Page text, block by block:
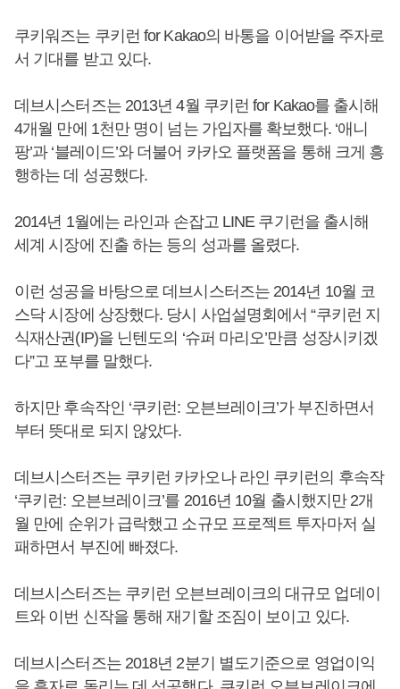
쿠키워즈는 쿠키런 for Kakao의 바통을 이어받을 주자로
서 기대를 받고 있다.
데브시스터즈는 2013년 4월 쿠키런 for Kakao를 출시해
4개월 만에 1천만 명이 넘는 가입자를 확보했다. ‘애니
팡’과 ‘블레이드’와 더불어 카카오 플랫폼을 통해 크게 흥
행하는 데 성공했다.
2014년 1월에는 라인과 손잡고 LINE 쿠기런을 출시해
세계 시장에 진출 하는 등의 성과를 올렸다.
이런 성공을 바탕으로 데브시스터즈는 2014년 10월 코
스닥 시장에 상장했다. 당시 사업설명회에서 “쿠키런 지
식재산권(IP)을 닌텐도의 ‘슈퍼 마리오’만큼 성장시키겠
다”고 포부를 말했다.
하지만 후속작인 ‘쿠키런: 오븐브레이크’가 부진하면서
부터 뜻대로 되지 않았다.
데브시스터즈는 쿠키런 카카오나 라인 쿠키런의 후속작
‘쿠키런: 오븐브레이크’를 2016년 10월 출시했지만 2개
월 만에 순위가 급락했고 소규모 프로젝트 투자마저 실
패하면서 부진에 빠졌다.
데브시스터즈는 쿠키런 오븐브레이크의 대규모 업데이
트와 이번 신작을 통해 재기할 조짐이 보이고 있다.
데브시스터즈는 2018년 2분기 별도기준으로 영업이익